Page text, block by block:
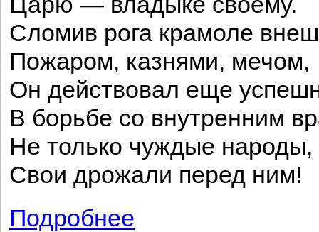
Сломив рога крамоле
Пожаром, казнями, мечом,
Он действовал еще
В борьбе со внутренним
Не только чуждые народы,
Свои дрожали перед ним!
Подробнее